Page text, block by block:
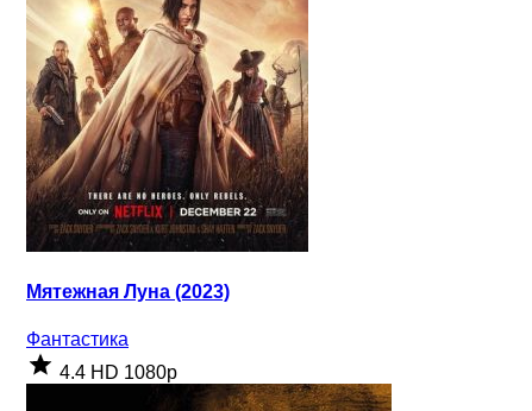
Мятежная Луна (2023)
Фантастика
4.4 HD 1080p